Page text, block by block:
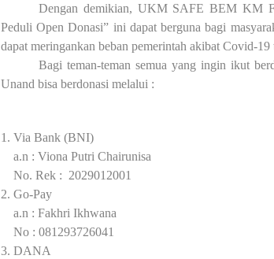
Dengan demikian, UKM SAFE BEM KM
Peduli Open Donasi” ini dapat berguna bagi
dapat meringankan beban pemerintah akibat Covid-19
Bagi teman-teman semua yang ingin ikut
Unand bisa berdonasi melalui :
1. Via Bank (BNI)
a.n : Viona Putri Chairunisa
No. Rek : 2029012001
2. Go-Pay
a.n : Fakhri Ikhwana
No : 081293726041
3. DANA